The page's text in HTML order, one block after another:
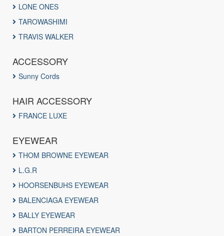
LONE ONES
TAROWASHIMI
TRAVIS WALKER
ACCESSORY
Sunny Cords
HAIR ACCESSORY
FRANCE LUXE
EYEWEAR
THOM BROWNE EYEWEAR
L.G.R
HOORSENBUHS EYEWEAR
BALENCIAGA EYEWEAR
BALLY EYEWEAR
BARTON PERREIRA EYEWEAR